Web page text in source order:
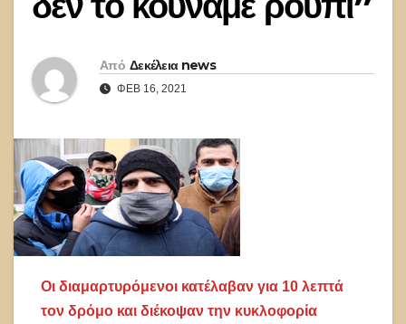
Από Δεκέλεια news
ΦΕΒ 16, 2021
Οι διαμαρτυρόμενοι κατέλαβαν για 10 λεπτά
τον δρόμο και διέκοψαν την κυκλοφορία